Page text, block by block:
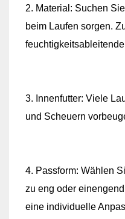
2. Material: Suchen
beim Laufen sorgen.
3. Innenfutter: Viele
und Scheuern
4. Passform: Wählen
zu eng oder
eine individuelle